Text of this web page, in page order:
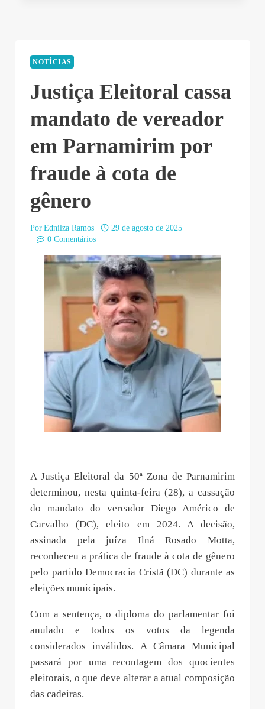
NOTÍCIAS
Justiça Eleitoral cassa
mandato de vereador
em Parnamirim por
fraude à cota de
gênero
Por Ednilza Ramos
29 de agosto de 2025
0 Comentários
A Justiça Eleitoral da 50ª Zona de Parnamirim
determinou, nesta quinta-feira (28), a cassação
do mandato do vereador Diego Américo de
Carvalho (DC), eleito em 2024. A decisão,
assinada pela juíza Ilná Rosado Motta,
reconheceu a prática de fraude à cota de gênero
pelo partido Democracia Cristã (DC) durante as
eleições municipais.
Com a sentença, o diploma do parlamentar foi
anulado e todos os votos da legenda
considerados inválidos. A Câmara Municipal
passará por uma recontagem dos quocientes
eleitorais, o que deve alterar a atual composição
das cadeiras.